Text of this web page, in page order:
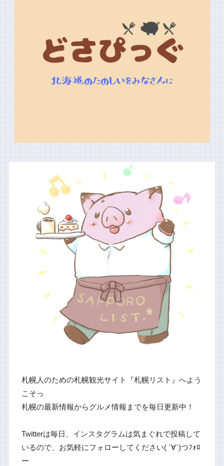
札幌人のための札幌観光サイト『札幌リスト』へよう
こそっ
札幌の最新情報からグルメ情報までを毎日更新中！
Twitterは毎日、インスタグラムは気まぐれで投稿して
いるので、お気軽にフォローしてください( ´∀`)つﾌｫﾛ
ー